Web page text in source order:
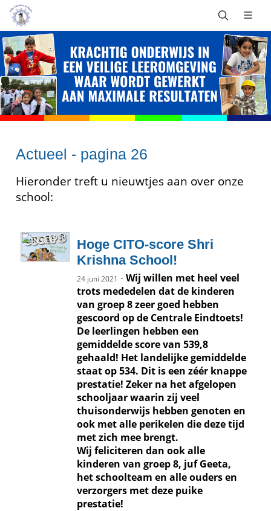
Actueel - pagina 26
Hieronder treft u nieuwtjes aan over onze
school:
Hoge CITO-score Shri
Krishna School!
24 juni 2021 -Wij willen met heel veel
trots mededelen dat de kinderen
van groep 8 zeer goed hebben
gescoord op de Centrale Eindtoets!
De leerlingen hebben een
gemiddelde score van 539,8
gehaald! Het landelijke gemiddelde
staat op 534. Dit is een zéér knappe
prestatie! Zeker na het afgelopen
schooljaar waarin zij veel
thuisonderwijs hebben genoten en
ook met alle perikelen die deze tijd
met zich mee brengt.
Wij feliciteren dan ook alle
kinderen van groep 8, juf Geeta,
het schoolteam en alle ouders en
verzorgers met deze puike
prestatie!